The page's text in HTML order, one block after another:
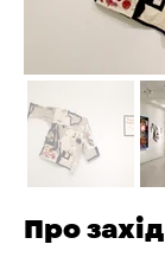
Про захід